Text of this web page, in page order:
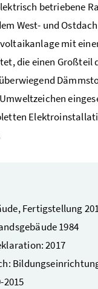
betriebene
West- und
mit
die einen Großteil
Fertigstellung
1984
2017
2015